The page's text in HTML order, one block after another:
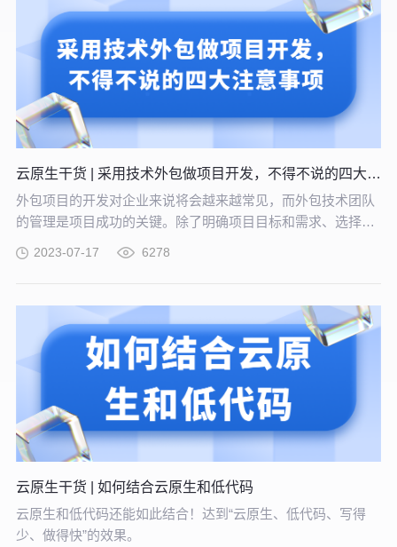
云原生干货 | 采用技术外包做项目开发，不得不说的四大注意事项
外包项目的开发对企业来说将会越来越常见，而外包技术团队
的管理是项目成功的关键。除了明确项目目标和需求、选择合
外，借助CloudOS可以更好地管理外包技术团队，确保项目的
2023-07-17 6278
云原生干货 | 如何结合云原生和低代码
云原生和低代码还能如此结合！达到“云原生、低代码、写得
少、做得快”的效果。